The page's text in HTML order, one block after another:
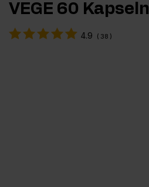
VEGE 60 Kapseln
4.9 ( 38 )